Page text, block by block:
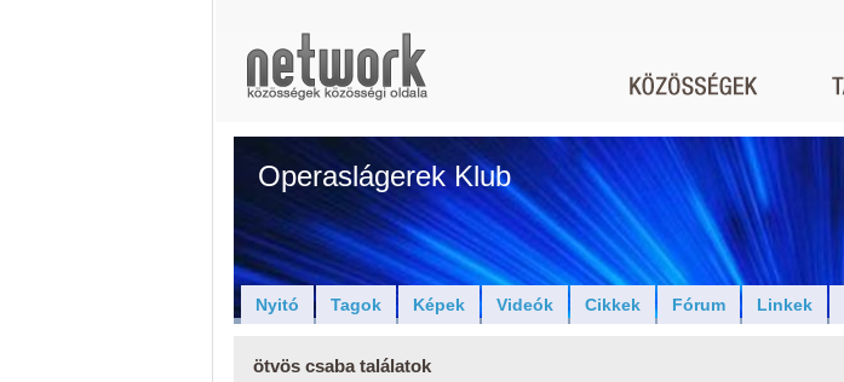
Operaslágerek Klub
Nyitó Tagok Képek Videók Cikkek Fórum Linkek
ötvös csaba találatok